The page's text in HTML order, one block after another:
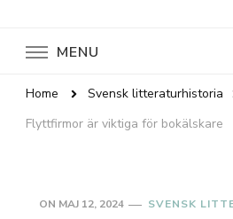
MENU
Home
Svensk litteraturhistoria
Flyttfirmor är viktiga för bokälskare
ON MAJ 12, 2024 SVENSK